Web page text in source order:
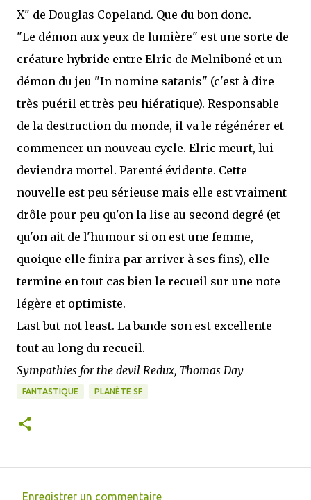
X" de Douglas Copeland. Que du bon donc.
"Le démon aux yeux de lumière" est une sorte de
créature hybride entre Elric de Melniboné et un
démon du jeu "In nomine satanis" (c'est à dire
très puéril et très peu hiératique). Responsable
de la destruction du monde, il va le régénérer et
commencer un nouveau cycle. Elric meurt, lui
deviendra mortel. Parenté évidente. Cette
nouvelle est peu sérieuse mais elle est vraiment
drôle pour peu qu'on la lise au second degré (et
qu'on ait de l'humour si on est une femme,
quoique elle finira par arriver à ses fins), elle
termine en tout cas bien le recueil sur une note
légère et optimiste.
Last but not least. La bande-son est excellente
tout au long du recueil.
Sympathies for the devil Redux, Thomas Day
FANTASTIQUE PLANÈTE SF
Enregistrer un commentaire